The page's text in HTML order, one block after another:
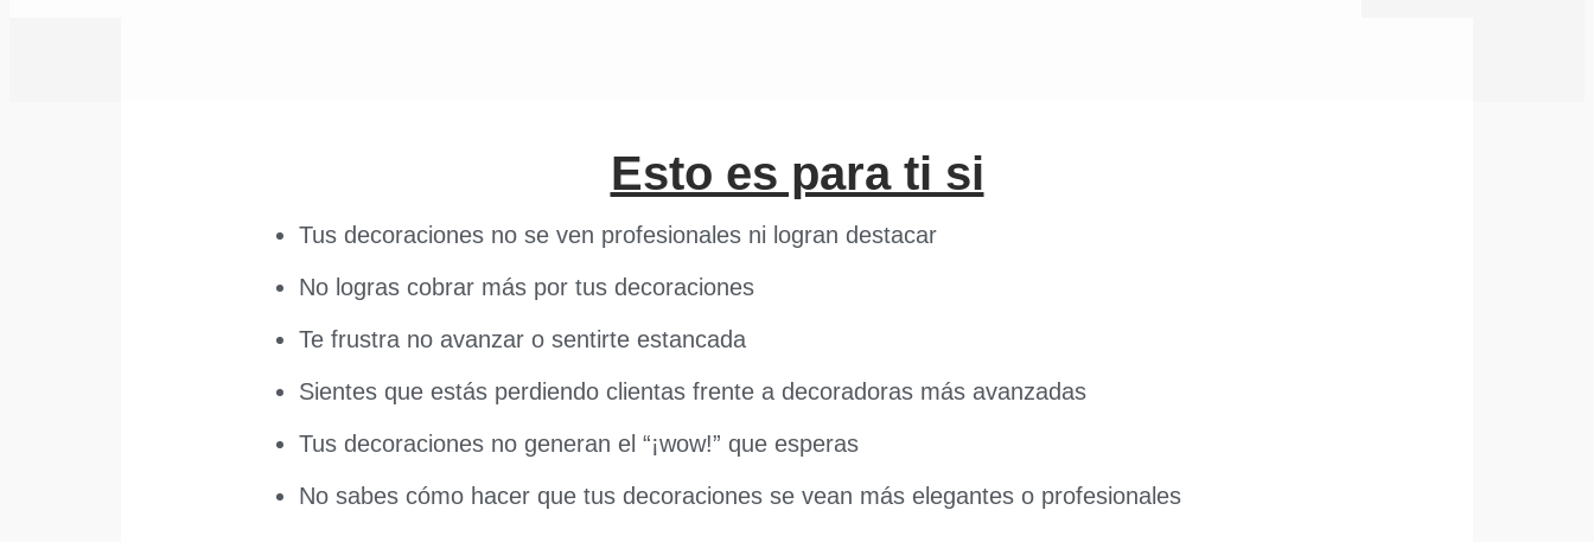
Esto es para ti si
Tus decoraciones no se ven profesionales ni logran destacar
No logras cobrar más por tus decoraciones
Te frustra no avanzar o sentirte estancada
Sientes que estás perdiendo clientas frente a decoradoras más avanzadas
Tus decoraciones no generan el “¡wow!” que esperas
No sabes cómo hacer que tus decoraciones se vean más elegantes o profesionales